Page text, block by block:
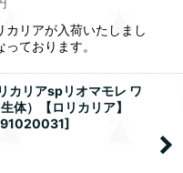
リアが入荷いたしまし
ております。
カリアspリオマモレ ワ
体）【ロリカリア】
]